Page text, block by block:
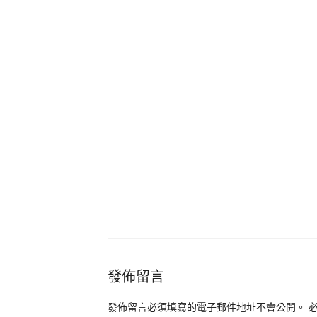
發佈留言
發佈留言必須填寫的電子郵件地址不會公開。